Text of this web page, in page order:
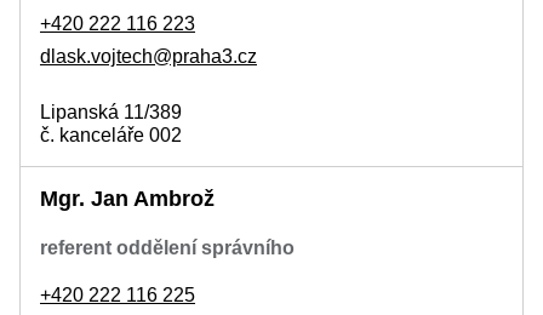
+420 222 116 223
dlask.vojtech@praha3.cz
Lipanská 11/389
č. kanceláře 002
Mgr. Jan Ambrož
referent oddělení správního
+420 222 116 225